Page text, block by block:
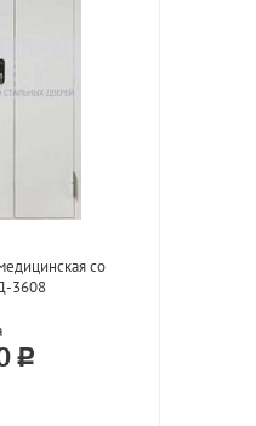
со
3608